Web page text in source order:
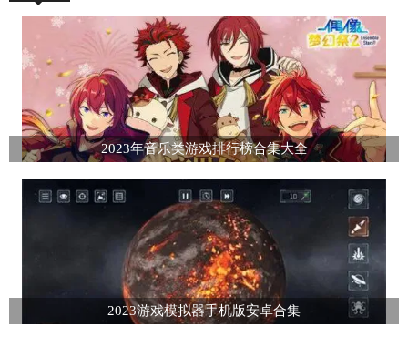
2023年音乐类游戏排行榜合集大全
2023游戏模拟器手机版安卓合集